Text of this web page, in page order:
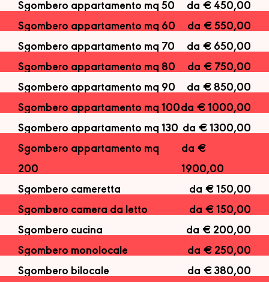
Sgombero appartamento mq 50
da € 450,00
Sgombero appartamento mq 60
da € 550,00
Sgombero appartamento mq 70
da € 650,00
Sgombero appartamento mq 80
da € 750,00
Sgombero appartamento mq 90
da € 850,00
Sgombero appartamento mq 100da € 1000,00
Sgombero appartamento mq 130 da € 1300,00
Sgombero appartamento mq
200
da €
1900,00
Sgombero cameretta
da € 150,00
Sgombero camera da letto
da € 150,00
Sgombero cucina
da € 200,00
Sgombero monolocale
da € 250,00
Sgombero bilocale
da € 380,00